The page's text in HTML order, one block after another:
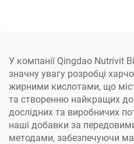
У компанії Qingdao Nutrivit
значну увагу розробці
жирними кислотами, що
та створенню найкращих
дослідних та виробничих
наші добавки за
методами, забезпечуючи